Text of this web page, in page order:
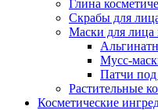
Глина
Скрабы для
Маски для лица
Мусс-
Патчи под
Растительные
Косметические